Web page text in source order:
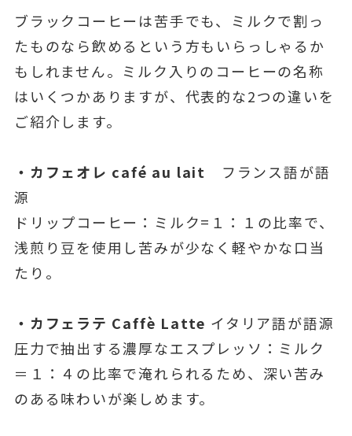
ブラックコーヒーは苦手でも、ミルクで割っ
たものなら飲めるという方もいらっしゃるか
もしれません。ミルク入りのコーヒーの名称
はいくつかありますが、代表的な2つの違いを
ご紹介します。
・カフェオレ café au lait
フランス語が語
源
ドリップコーヒー：ミルク=１：１の比率で、
浅煎り豆を使用し苦みが少なく軽やかな口当
たり。
・カフェラテ Caffè Latte イタリア語が語源
圧力で抽出する濃厚なエスプレッソ：ミルク
＝１：４の比率で淹れられるため、深い苦み
のある味わいが楽しめます。